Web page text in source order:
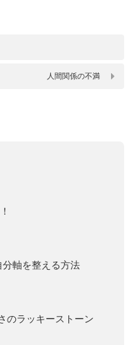
人間関係の不満
分軸を整える方法
のラッキーストーン